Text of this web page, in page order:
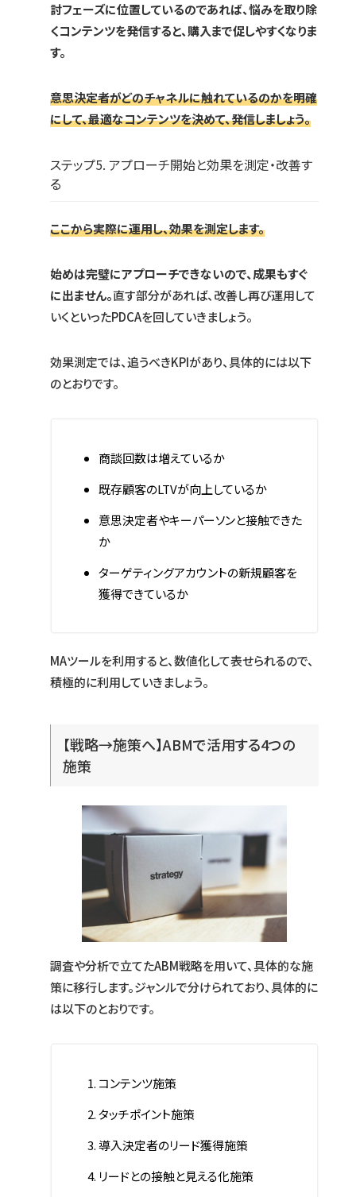
討フェーズに位置しているのであれば、悩みを取り除
くコンテンツを発信すると、購入まで促しやすくなりま
す。
意思決定者がどのチャネルに触れているのかを明確
にして、最適なコンテンツを決めて、発信しましょう。
ステップ5. アプローチ開始と効果を測定・改善す
る
ここから実際に運用し、効果を測定します。
始めは完璧にアプローチできないので、成果もすぐ
に出ません。直す部分があれば、改善し再び運用して
いくといったPDCAを回していきましょう。
効果測定では、追うべきKPIがあり、具体的には以下
のとおりです。
商談回数は増えているか
既存顧客のLTVが向上しているか
意思決定者やキーパーソンと接触できた
か
ターゲティングアカウントの新規顧客を
獲得できているか
MAツールを利用すると、数値化して表せられるので、
積極的に利用していきましょう。
【戦略→施策へ】ABMで活用する4つの
施策
調査や分析で立てたABM戦略を用いて、具体的な施
策に移行します。ジャンルで分けられており、具体的に
は以下のとおりです。
コンテンツ施策
タッチポイント施策
導入決定者のリード獲得施策
リードとの接触と見える化施策